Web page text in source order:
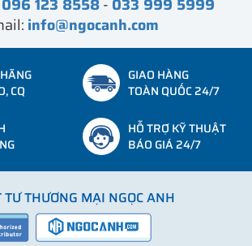
096 123 8558- 033 999 5999
info@ngocanh.com
CQ
GIAO HÀNG
TOÀN QUỐC 24/7
HỖ TRỢ KỸ THUẬT
BÁO GIÁ 24/7
TƯ THƯƠNG MẠI NGỌC ANH